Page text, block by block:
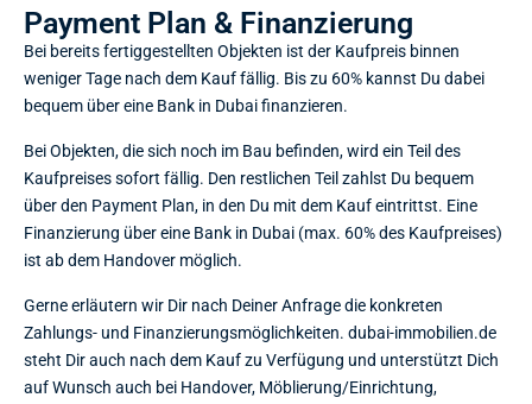
Payment Plan & Finanzierung
Bei bereits fertiggestellten Objekten ist der Kaufpreis binnen
weniger Tage nach dem Kauf fällig. Bis zu 60% kannst Du dabei
bequem über eine Bank in Dubai finanzieren.
Bei Objekten, die sich noch im Bau befinden, wird ein Teil des
Kaufpreises sofort fällig. Den restlichen Teil zahlst Du bequem
über den Payment Plan, in den Du mit dem Kauf eintrittst. Eine
Finanzierung über eine Bank in Dubai (max. 60% des Kaufpreises)
ist ab dem Handover möglich.
Gerne erläutern wir Dir nach Deiner Anfrage die konkreten
Zahlungs- und Finanzierungsmöglichkeiten. dubai-immobilien.de
steht Dir auch nach dem Kauf zu Verfügung und unterstützt Dich
auf Wunsch auch bei Handover, Möblierung/Einrichtung,